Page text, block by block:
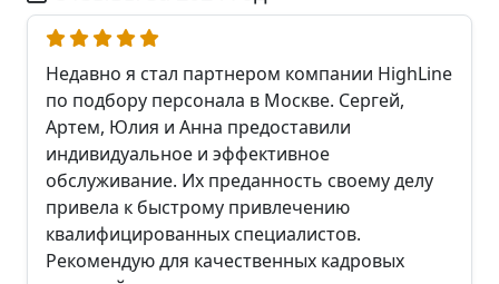
Недавно я стал партнером компании HighLine
по подбору персонала в Москве. Сергей,
Артем, Юлия и Анна предоставили
индивидуальное и эффективное
обслуживание. Их преданность своему делу
привела к быстрому привлечению
квалифицированных специалистов.
Рекомендую для качественных кадровых